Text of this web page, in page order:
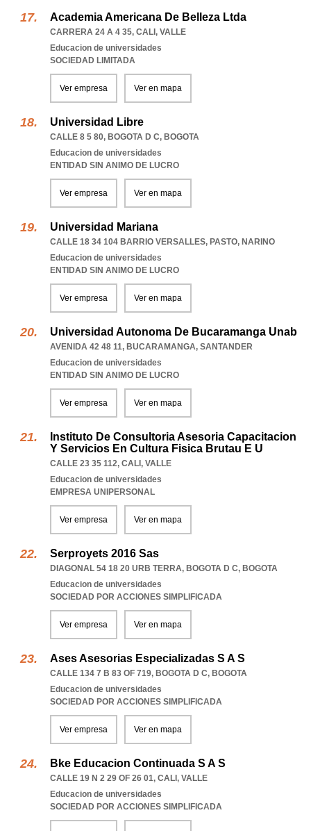
Academia Americana De Belleza Ltda
CARRERA 24 A 4 35, CALI , VALLE
Educacion de universidades
SOCIEDAD LIMITADA
Ver empresa Ver en mapa
Universidad Libre
CALLE 8 5 80, BOGOTA D C, BOGOTA
Educacion de universidades
ENTIDAD SIN ANIMO DE LUCRO
Ver empresa Ver en mapa
Universidad Mariana
CALLE 18 34 104 BARRIO VERSALLES, PASTO, NARINO
Educacion de universidades
ENTIDAD SIN ANIMO DE LUCRO
Ver empresa Ver en mapa
Universidad Autonoma De Bucaramanga Unab
AVENIDA 42 48 11, BUCARAMANGA, SANTANDER
Educacion de universidades
ENTIDAD SIN ANIMO DE LUCRO
Ver empresa Ver en mapa
Instituto De Consultoria Asesoria Capacitacion
Y Servicios En Cultura Fisica Brutau E U
CALLE 23 35 112, CALI , VALLE
Educacion de universidades
EMPRESA UNIPERSONAL
Ver empresa Ver en mapa
Serproyets 2016 Sas
DIAGONAL 54 18 20 URB TERRA, BOGOTA D C, BOGOTA
Educacion de universidades
SOCIEDAD POR ACCIONES SIMPLIFICADA
Ver empresa Ver en mapa
Ases Asesorias Especializadas S A S
CALLE 134 7 B 83 OF 719, BOGOTA D C, BOGOTA
Educacion de universidades
SOCIEDAD POR ACCIONES SIMPLIFICADA
Ver empresa Ver en mapa
Bke Educacion Continuada S A S
CALLE 19 N 2 29 OF 26 01, CALI , VALLE
Educacion de universidades
SOCIEDAD POR ACCIONES SIMPLIFICADA